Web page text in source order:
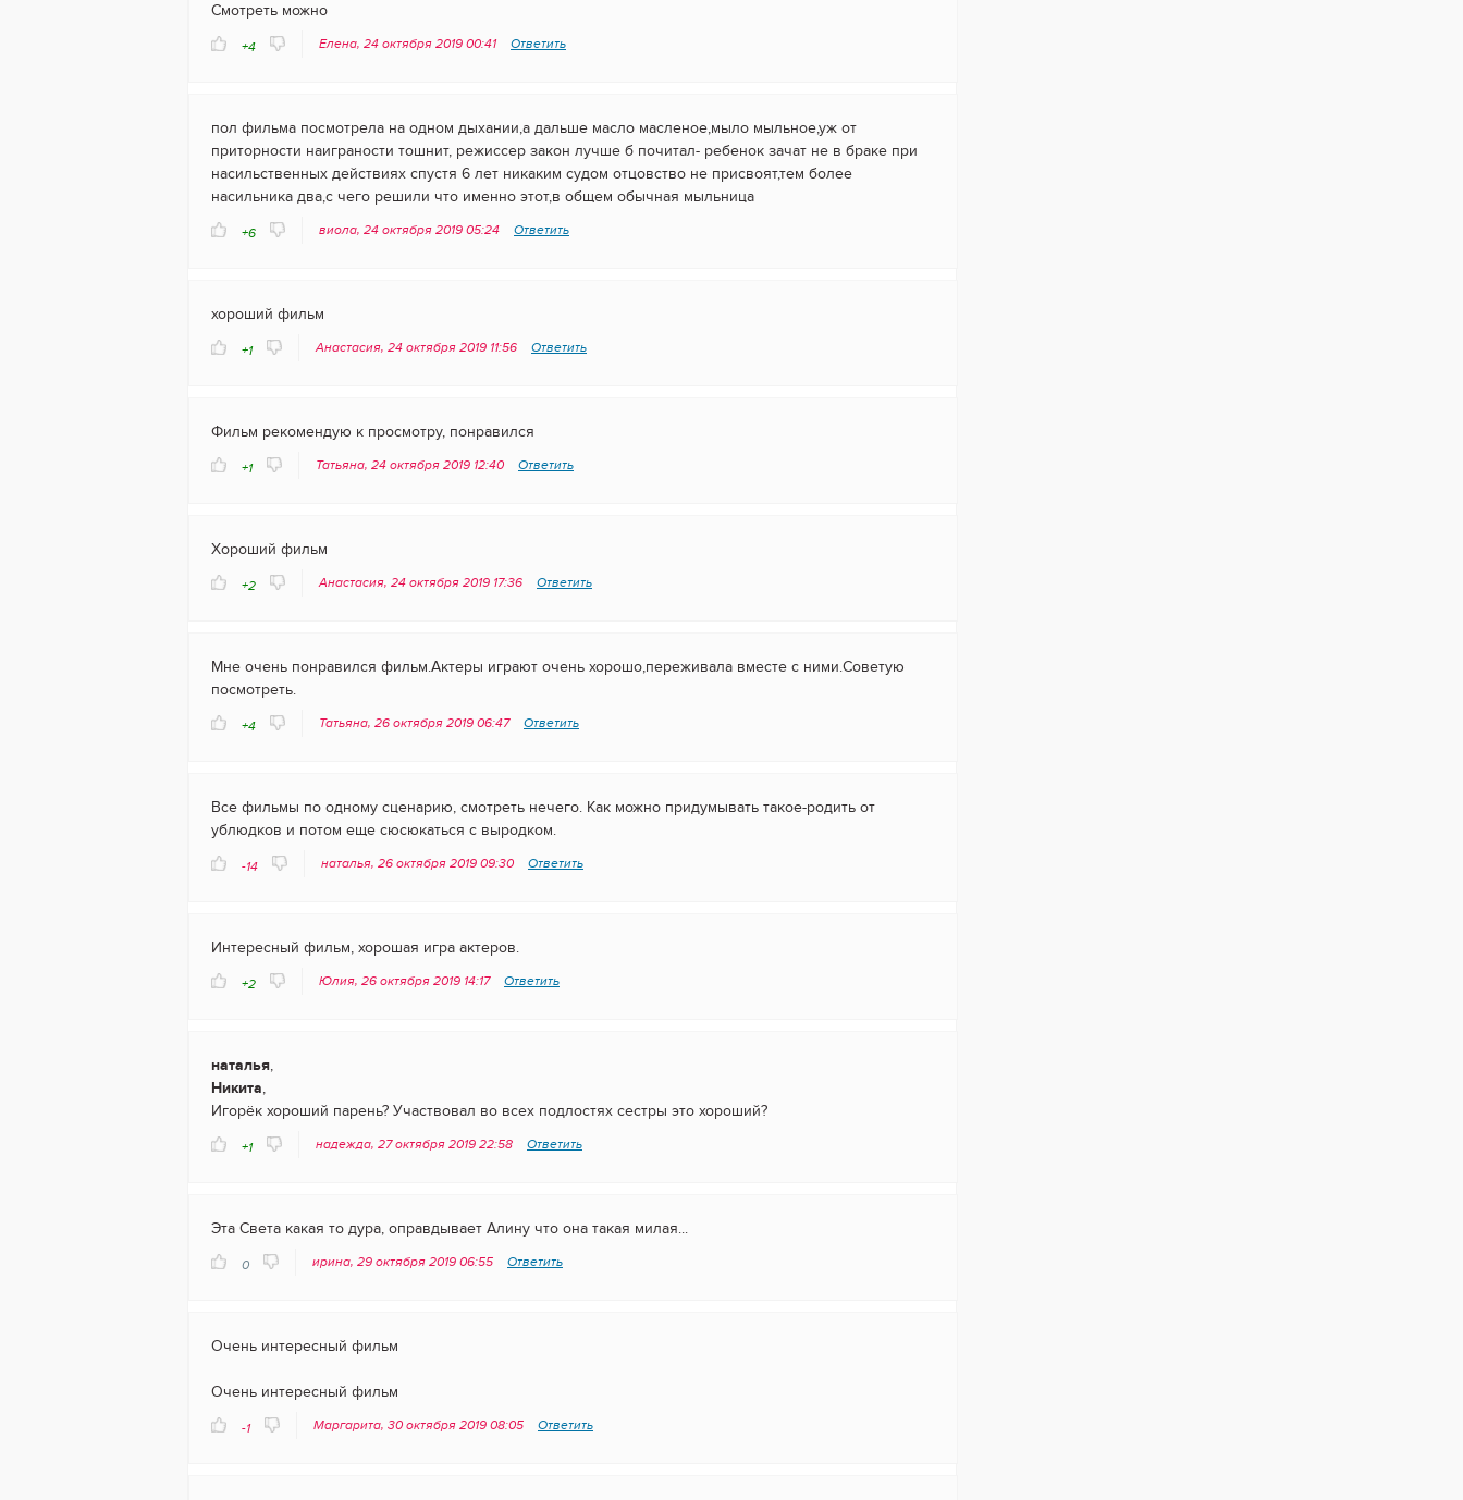
Смотреть можно
+4 Елена, 24 октября 2019 00:41 Ответить
пол фильма посмотрела на одном дыхании,а дальше масло масленое,мыло мыльное,уж от
приторности наиграности тошнит, режиссер закон лучше б почитал- ребенок зачат не в браке при
насильственных действиях спустя 6 лет никаким судом отцовство не присвоят,тем более
насильника два,с чего решили что именно этот,в общем обычная мыльница
+6 виола, 24 октября 2019 05:24 Ответить
хороший фильм
+1 Анастасия, 24 октября 2019 11:56 Ответить
Фильм рекомендую к просмотру, понравился
+1 Татьяна, 24 октября 2019 12:40 Ответить
Хороший фильм
+2 Анастасия, 24 октября 2019 17:36 Ответить
Мне очень понравился фильм.Актеры играют очень хорошо,переживала вместе с ними.Советую
посмотреть.
+4 Татьяна, 26 октября 2019 06:47 Ответить
Все фильмы по одному сценарию, смотреть нечего. Как можно придумывать такое-родить от
ублюдков и потом еще сюсюкаться с выродком.
-14 наталья, 26 октября 2019 09:30 Ответить
Интересный фильм, хорошая игра актеров.
+2 Юлия, 26 октября 2019 14:17 Ответить
наталья,
Никита,
Игорёк хороший парень? Участвовал во всех подлостях сестры это хороший?
+1 надежда, 27 октября 2019 22:58 Ответить
Эта Света какая то дура, оправдывает Алину что она такая милая...
0 ирина, 29 октября 2019 06:55 Ответить
Очень интересный фильм
Очень интересный фильм
-1 Маргарита, 30 октября 2019 08:05 Ответить